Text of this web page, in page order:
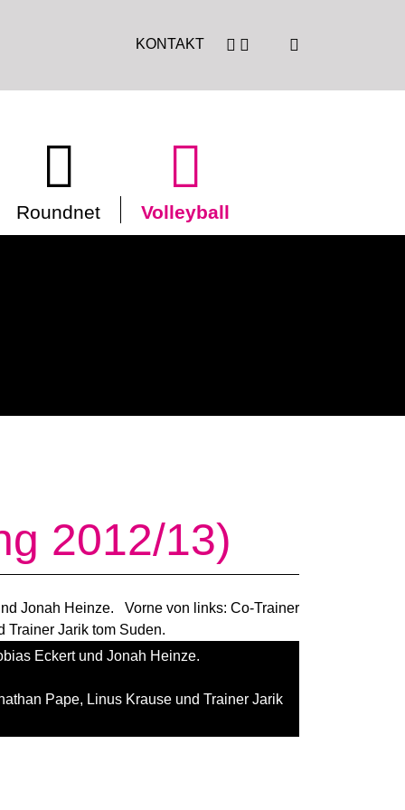
KONTAKT
Roundnet Volleyball
2012/13)
Eckert und Jonah Heinze.
Pape, Linus Krause und Trainer Jarik